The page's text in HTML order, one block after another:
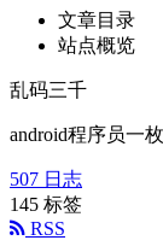
文章目录
站点概览
乱码三千
android程序员一
507 日志
145 标签
RSS